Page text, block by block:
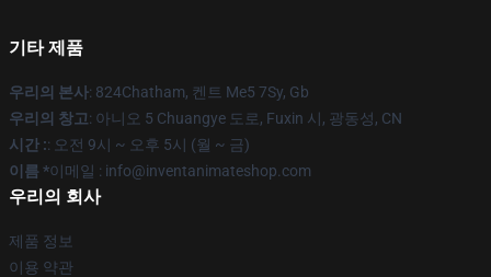
기타 제품
우리의 본사: 824Chatham, 켄트 Me5 7Sy, Gb
우리의 창고: 아니오 5 Chuangye 도로, Fuxin 시, 광동성, CN
시간 :: 오전 9시 ~ 오후 5시 (월 ~ 금)
이름 *이메일 : info@inventanimateshop.com
우리의 회사
제품 정보
이용 약관